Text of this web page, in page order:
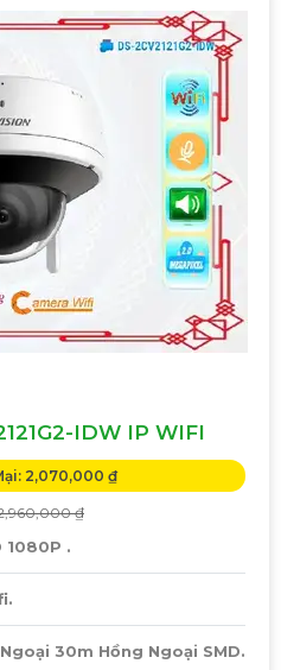
IDW IP WIFI
2,070,000 ₫
₫
1080P .
30m Hồng Ngoại SMD.